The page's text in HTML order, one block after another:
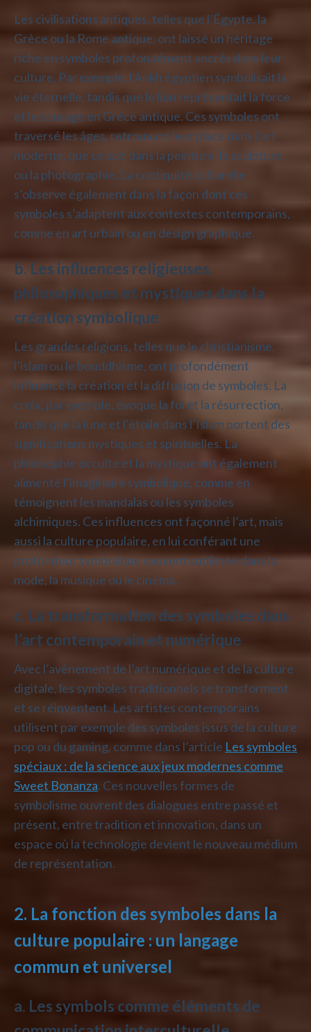
Les civilisations antiques, telles que l’Égypte, la
Grèce ou la Rome antique, ont laissé un héritage
riche en symboles profondément ancrés dans leur
culture. Par exemple, l’Ankh égyptien symbolisait la
vie éternelle, tandis que le lion représentait la force
et le courage en Grèce antique. Ces symboles ont
traversé les âges, retrouvant leur place dans l’art
moderne, que ce soit dans la peinture, la sculpture
ou la photographie. La continuité culturelle
s’observe également dans la façon dont ces
symboles s’adaptent aux contextes contemporains,
comme en art urbain ou en design graphique.
b. Les influences religieuses,
philosophiques et mystiques dans la
création symbolique
Les grandes religions, telles que le christianisme,
l’islam ou le bouddhisme, ont profondément
influencé la création et la diffusion de symboles. La
croix, par exemple, évoque la foi et la résurrection,
tandis que la lune et l’étoile dans l’Islam portent des
significations mystiques et spirituelles. La
philosophie occulte et la mystique ont également
alimenté l’imaginaire symbolique, comme en
témoignent les mandalas ou les symboles
alchimiques. Ces influences ont façonné l’art, mais
aussi la culture populaire, en lui conférant une
profondeur symbolique souvent sublimée dans la
mode, la musique ou le cinéma.
c. La transformation des symboles dans
l’art contemporain et numérique
Avec l’avènement de l’art numérique et de la culture
digitale, les symboles traditionnels se transforment
et se réinventent. Les artistes contemporains
utilisent par exemple des symboles issus de la culture
pop ou du gaming, comme dans l’article Les symboles
spéciaux : de la science aux jeux modernes comme
Sweet Bonanza. Ces nouvelles formes de
symbolisme ouvrent des dialogues entre passé et
présent, entre tradition et innovation, dans un
espace où la technologie devient le nouveau médium
de représentation.
2. La fonction des symboles dans la
culture populaire : un langage
commun et universel
a. Les symbols comme éléments de